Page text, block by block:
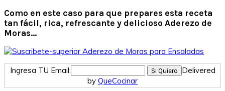
Como en este caso para que prepares esta receta
tan fácil, rica, refrescante y delicioso Aderezo de
Moras…
Ingresa TU Email:
Delivered
by QueCocinar